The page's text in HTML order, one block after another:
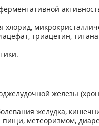
триацетин,
железы
желудка,
метеоризмом,